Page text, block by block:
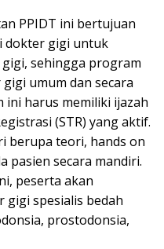
PPIDT ini bertujuan
dokter gigi untuk
sehingga program
umum dan secara
harus memiliki ijazah
(STR) yang aktif.
berupa teori, hands on
pasien secara mandiri.
peserta akan
gigi spesialis bedah
prostodonsia,